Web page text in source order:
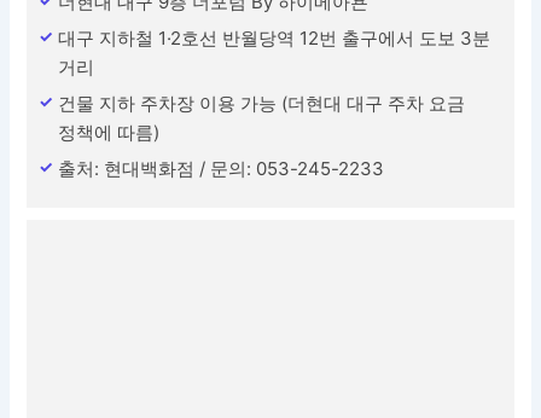
대구 지하철 1·2호선 반월당역 12번 출구에서 도보 3분
거리
건물 지하 주차장 이용 가능 (더현대 대구 주차 요금
정책에 따름)
출처: 현대백화점 / 문의: 053-245-2233